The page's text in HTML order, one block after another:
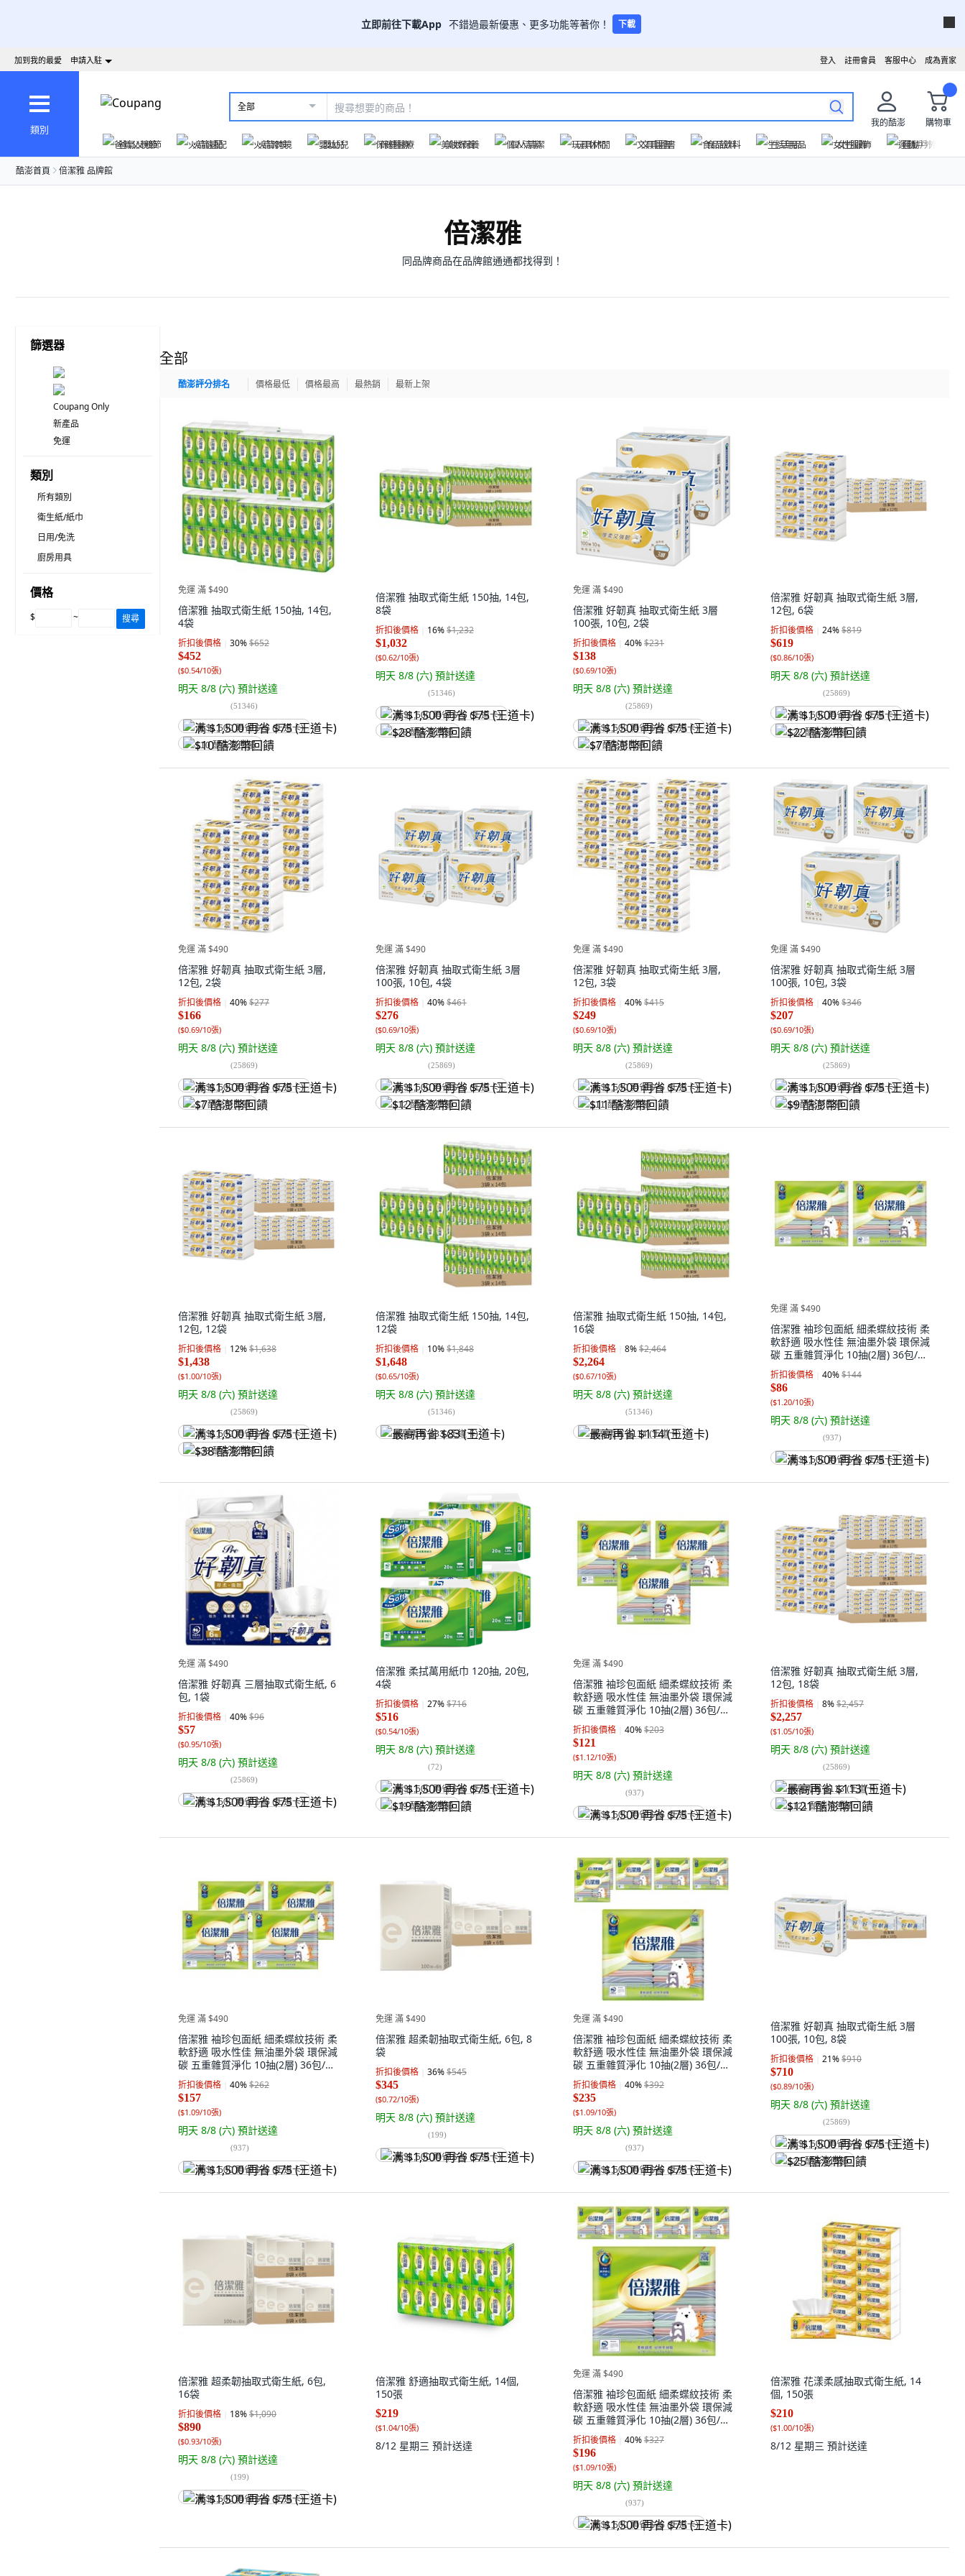
立即前往下載App 不錯過最新優惠、更多功能等著你！ 下載
成為賣家
客服中心
註冊會員
登入
加到我的最愛 申請入駐
類別
全部
我的酷澎
購物車
爸氣父親節
火箭速配 火箭跨境 嬰幼兒 保健醫療 美妝保養 個人清潔 玩具休閒 文具圖書 食品飲料 生活用品 女性服飾 運動戶外
酷澎首頁 倍潔雅 品牌館
倍潔雅
同品牌商品在品牌館通通都找得到！
篩選器
Coupang Only
新產品
免運
類別
所有類別
衛生紙/紙巾
日用/免洗
廚房用具
價格
$ ~ 搜尋
全部
酷澎評分排名 價格最低 價格最高 最熱銷 最新上架
免運 滿 $490
倍潔雅 抽取式衛生紙 150抽, 14包,
4袋
折扣後價格 30%$652
$452
($0.54/10張)
明天 8/8 (六) 預計送達
(51346)
满 $1,500 再省 $75 (王道卡)
$10 酷澎幣回饋
倍潔雅 抽取式衛生紙 150抽, 14包,
8袋
折扣後價格 16%$1,232
$1,032
($0.62/10張)
明天 8/8 (六) 預計送達
(51346)
满 $1,500 再省 $75 (王道卡)
$28 酷澎幣回饋
免運 滿 $490
倍潔雅 好韌真 抽取式衛生紙 3層
100張, 10包, 2袋
折扣後價格 40%$231
$138
($0.69/10張)
明天 8/8 (六) 預計送達
(25869)
满 $1,500 再省 $75 (王道卡)
$7 酷澎幣回饋
倍潔雅 好韌真 抽取式衛生紙 3層,
12包, 6袋
折扣後價格 24%$819
$619
($0.86/10張)
明天 8/8 (六) 預計送達
(25869)
满 $1,500 再省 $75 (王道卡)
$22 酷澎幣回饋
免運 滿 $490
倍潔雅 好韌真 抽取式衛生紙 3層,
12包, 2袋
折扣後價格 40%$277
$166
($0.69/10張)
明天 8/8 (六) 預計送達
(25869)
满 $1,500 再省 $75 (王道卡)
$7 酷澎幣回饋
免運 滿 $490
倍潔雅 好韌真 抽取式衛生紙 3層
100張, 10包, 4袋
折扣後價格 40%$461
$276
($0.69/10張)
明天 8/8 (六) 預計送達
(25869)
满 $1,500 再省 $75 (王道卡)
$12 酷澎幣回饋
免運 滿 $490
倍潔雅 好韌真 抽取式衛生紙 3層,
12包, 3袋
折扣後價格 40%$415
$249
($0.69/10張)
明天 8/8 (六) 預計送達
(25869)
满 $1,500 再省 $75 (王道卡)
$11 酷澎幣回饋
免運 滿 $490
倍潔雅 好韌真 抽取式衛生紙 3層
100張, 10包, 3袋
折扣後價格 40%$346
$207
($0.69/10張)
明天 8/8 (六) 預計送達
(25869)
满 $1,500 再省 $75 (王道卡)
$9 酷澎幣回饋
倍潔雅 好韌真 抽取式衛生紙 3層,
12包, 12袋
折扣後價格 12%$1,638
$1,438
($1.00/10張)
明天 8/8 (六) 預計送達
(25869)
满 $1,500 再省 $75 (王道卡)
$38 酷澎幣回饋
倍潔雅 抽取式衛生紙 150抽, 14包,
12袋
折扣後價格 10%$1,848
$1,648
($0.65/10張)
明天 8/8 (六) 預計送達
(51346)
最高再省 $83 (王道卡)
倍潔雅 抽取式衛生紙 150抽, 14包,
16袋
折扣後價格 8%$2,464
$2,264
($0.67/10張)
明天 8/8 (六) 預計送達
(51346)
最高再省 $114 (王道卡)
免運 滿 $490
倍潔雅 袖珍包面紙 細柔蝶紋技術 柔
軟舒適 吸水性佳 無油墨外袋 環保減
碳 五重雜質淨化 10抽(2層) 36包/袋,
36包, 2袋
折扣後價格 40%$144
$86
($1.20/10張)
明天 8/8 (六) 預計送達
(937)
满 $1,500 再省 $75 (王道卡)
免運 滿 $490
倍潔雅 好韌真 三層抽取式衛生紙, 6
包, 1袋
折扣後價格 40%$96
$57
($0.95/10張)
明天 8/8 (六) 預計送達
(25869)
满 $1,500 再省 $75 (王道卡)
倍潔雅 柔拭萬用紙巾 120抽, 20包,
4袋
折扣後價格 27%$716
$516
($0.54/10張)
明天 8/8 (六) 預計送達
(72)
满 $1,500 再省 $75 (王道卡)
$19 酷澎幣回饋
免運 滿 $490
倍潔雅 袖珍包面紙 細柔蝶紋技術 柔
軟舒適 吸水性佳 無油墨外袋 環保減
碳 五重雜質淨化 10抽(2層) 36包/袋,
36包, 3袋
折扣後價格 40%$203
$121
($1.12/10張)
明天 8/8 (六) 預計送達
(937)
满 $1,500 再省 $75 (王道卡)
倍潔雅 好韌真 抽取式衛生紙 3層,
12包, 18袋
折扣後價格 8%$2,457
$2,257
($1.05/10張)
明天 8/8 (六) 預計送達
(25869)
最高再省 $113 (王道卡)
$121 酷澎幣回饋
免運 滿 $490
倍潔雅 袖珍包面紙 細柔蝶紋技術 柔
軟舒適 吸水性佳 無油墨外袋 環保減
碳 五重雜質淨化 10抽(2層) 36包/袋,
36包, 4袋
折扣後價格 40%$262
$157
($1.09/10張)
明天 8/8 (六) 預計送達
(937)
满 $1,500 再省 $75 (王道卡)
免運 滿 $490
倍潔雅 超柔韌抽取式衛生紙, 6包, 8
袋
折扣後價格 36%$545
$345
($0.72/10張)
明天 8/8 (六) 預計送達
(199)
满 $1,500 再省 $75 (王道卡)
免運 滿 $490
倍潔雅 袖珍包面紙 細柔蝶紋技術 柔
軟舒適 吸水性佳 無油墨外袋 環保減
碳 五重雜質淨化 10抽(2層) 36包/袋,
36包, 6袋
折扣後價格 40%$392
$235
($1.09/10張)
明天 8/8 (六) 預計送達
(937)
满 $1,500 再省 $75 (王道卡)
倍潔雅 好韌真 抽取式衛生紙 3層
100張, 10包, 8袋
折扣後價格 21%$910
$710
($0.89/10張)
明天 8/8 (六) 預計送達
(25869)
满 $1,500 再省 $75 (王道卡)
$25 酷澎幣回饋
倍潔雅 超柔韌抽取式衛生紙, 6包,
16袋
折扣後價格 18%$1,090
$890
($0.93/10張)
明天 8/8 (六) 預計送達
(199)
满 $1,500 再省 $75 (王道卡)
倍潔雅 舒適抽取式衛生紙, 14個,
150張
$219
($1.04/10張)
8/12 星期三 預計送達
免運 滿 $490
倍潔雅 袖珍包面紙 細柔蝶紋技術 柔
軟舒適 吸水性佳 無油墨外袋 環保減
碳 五重雜質淨化 10抽(2層) 36包/袋,
36包, 5袋
折扣後價格 40%$327
$196
($1.09/10張)
明天 8/8 (六) 預計送達
(937)
满 $1,500 再省 $75 (王道卡)
倍潔雅 花漾柔感抽取式衛生紙, 14
個, 150張
$210
($1.00/10張)
8/12 星期三 預計送達